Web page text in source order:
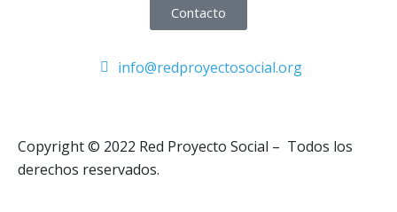
Contacto
info@redproyectosocial.org
Copyright © 2022 Red Proyecto Social – Todos los
derechos reservados.